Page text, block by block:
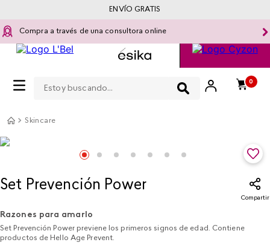
Compra a través de una consultora online
0
ENVÍO GRATIS
Skincare
Set Prevención Power
Compartir
Razones para amarlo
Set Prevención Power previene los primeros signos de edad. Contiene
productos de Hello Age Prevent.